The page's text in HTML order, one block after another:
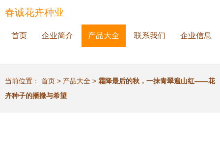
春诚花卉种业
首页 企业简介 产品大全 联系我们 企业信息
当前位置： 首页 > 产品大全 > 霜降最后的秋，一抹青翠遍山红——花
卉种子的播撒与希望